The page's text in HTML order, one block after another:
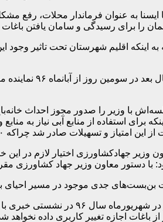
به عنوان فرماندار محلات، رفع
را برای رسیدگی و سامان یافتن باغات
به اینکه اقلیم شهرستان تحت تاثیر
به گزارش
با وزیر را صدور مجوز احداث
محلات مساحتی کمتر از این میزان دارند و بهره‌مندی آنها از تسهیلات یاد شده نیازمند کسب مجوز بود.
وزیر جهادکشاورزی اختیار لازم در
با دستور معاون وزیر جهاد کشاورزی
بن‌بست‌های جدی موجود در مسیر احیای
زینی‌وند فرماندار
باغات اجازه تغییر کاربری داده